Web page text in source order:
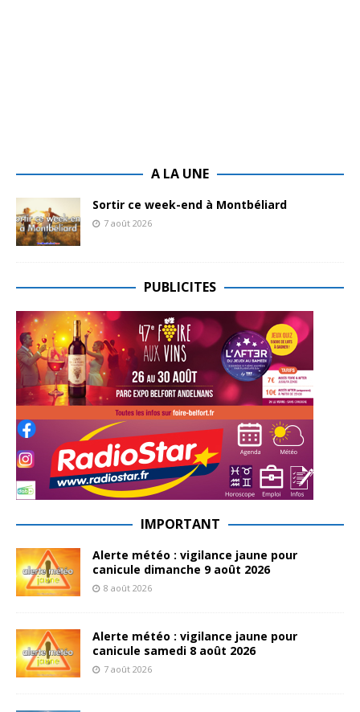
A LA UNE
Sortir ce week-end à Montbéliard
7 août 2026
PUBLICITES
IMPORTANT
Alerte météo : vigilance jaune pour
canicule dimanche 9 août 2026
8 août 2026
Alerte météo : vigilance jaune pour
canicule samedi 8 août 2026
7 août 2026